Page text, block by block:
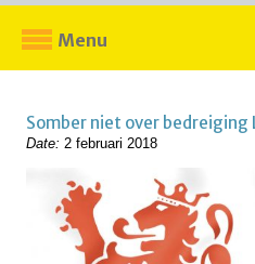
Menu
Somber niet over
Date: 2 februari 2018